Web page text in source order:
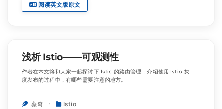
阅读英文版原文
浅析 Istio——可观测性
作者在本文将和大家一起探讨下 Istio 的路由管理，介绍使用 Istio 灰
度发布的过程中，有哪些需要注意的地方。
蔡奇
Istio